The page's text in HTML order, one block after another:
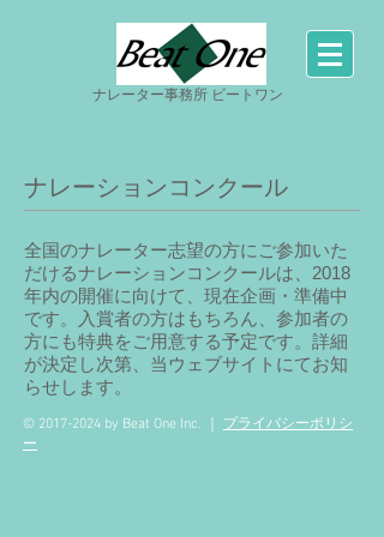
ナレーター事務所 ビートワン
ナレーションコンクール
全国のナレーター志望の方にご参加いた
だけるナレーションコンクールは、2018
年内の開催に向けて、現在企画・準備中
です。入賞者の方はもちろん、参加者の
方にも特典をご用意する予定です。詳細
が決定し次第、当ウェブサイトにてお知
らせします。
© 2017-2024 by Beat One Inc. ｜ プライバシーポリシ
ー